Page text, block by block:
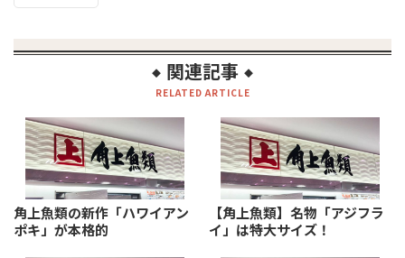
◆ 関連記事 ◆
RELATED ARTICLE
角上魚類の新作「ハワイアン
ポキ」が本格的
【角上魚類】名物「アジフラ
イ」は特大サイズ！